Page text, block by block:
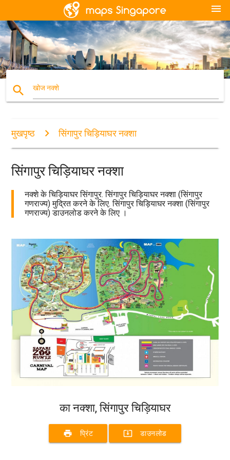
menu
search खोज नक्शे
मुखपृष्ठ सिंगापुर चिड़ियाघर नक्शा
सिंगापुर चिड़ियाघर नक्शा
नक्शे के चिड़ियाघर सिंगापुर. सिंगापुर चिड़ियाघर नक्शा (सिंगापुर
गणराज्य) मुद्रित करने के लिए. सिंगापुर चिड़ियाघर नक्शा (सिंगापुर
गणराज्य) डाउनलोड करने के लिए ।
का नक्शा, सिंगापुर चिड़ियाघर
print प्रिंट system_update_alt डाउनलोड